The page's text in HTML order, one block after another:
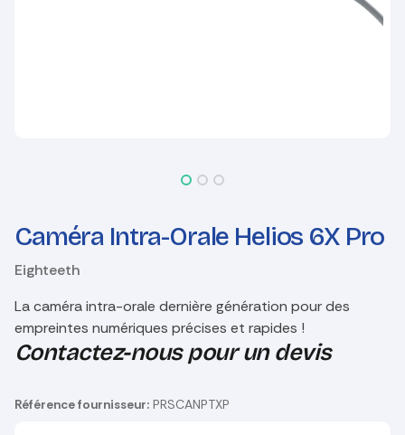
Caméra Intra-Orale Helios 6X Pro
Eighteeth
La caméra intra-orale dernière génération pour des
empreintes numériques précises et rapides !
Contactez-nous pour un devis
Référence fournisseur: PRSCANPTXP